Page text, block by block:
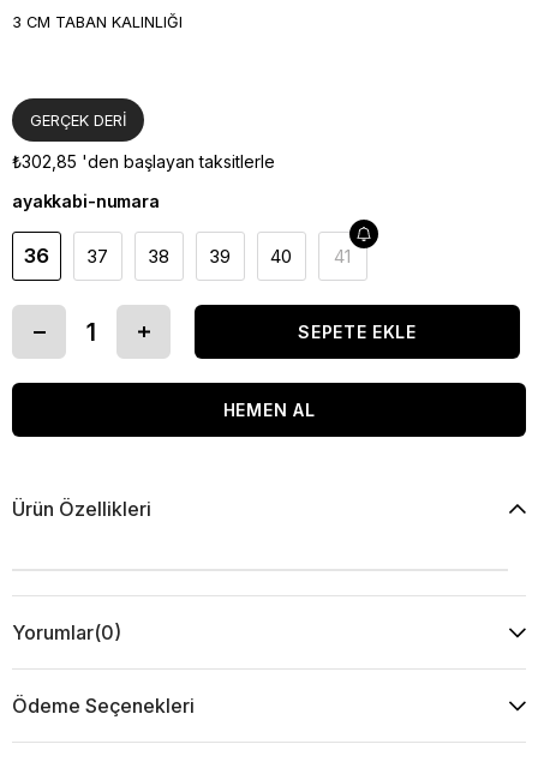
3 CM TABAN KALINLIĞI
GERÇEK DERİ
₺302,85 'den başlayan taksitlerle
ayakkabi-numara
36 37 38 39 40 41
Ürün Özellikleri
Yorumlar(0)
Ödeme Seçenekleri